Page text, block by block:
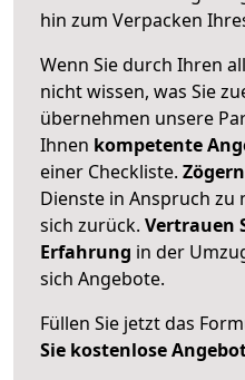
hin zum Verpacken
Wenn Sie durch Ihren
nicht wissen, was Sie
übernehmen unsere
Ihnen kompetente
einer Checkliste.
Dienste in Anspruch zu
sich zurück. Vertrauen
Erfahrung in der
sich Angebote.
Füllen Sie jetzt das
Sie kostenlose